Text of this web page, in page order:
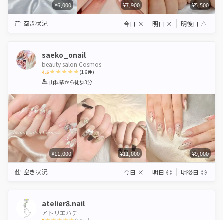
¥6,000 ¥7,900 ¥5,500
空き状況 今日 × 明日 × 明後日 △
saeko_onail
beauty salon Cosmos
4.5
1 2 3 4 5
(16件)
山科駅から徒歩3分
¥11,000 ¥11,000 ¥9,000
空き状況 今日 × 明日 ◎ 明後日 ◎
atelier8.nail
アトリエハチ